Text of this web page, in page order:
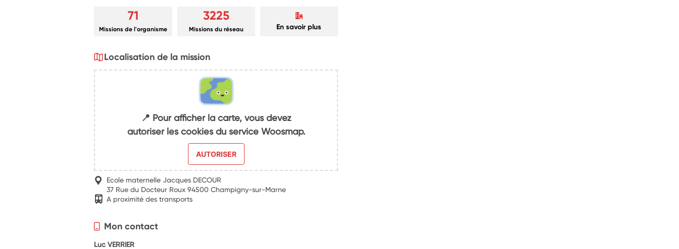
71
Missions de l'organisme
3225
Missions du réseau En savoir plus
Localisation de la mission
📍 Pour afficher la carte, vous devez
autoriser les cookies du service Woosmap.
AUTORISER
Ecole maternelle Jacques DECOUR
37 Rue du Docteur Roux 94500 Champigny-sur-Marne
A proximité des transports
Mon contact
Luc VERRIER